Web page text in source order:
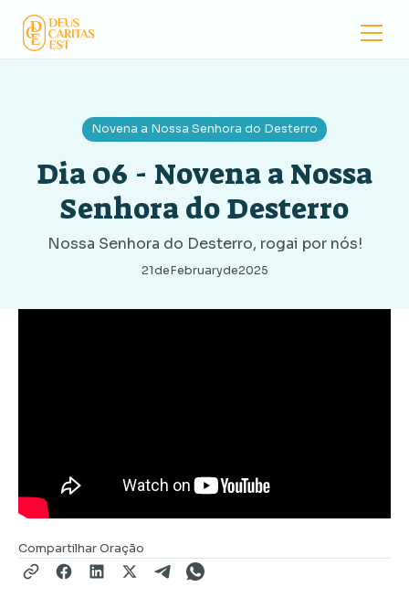
Novena a Nossa Senhora do Desterro
Dia 06 - Novena a Nossa
Senhora do Desterro
Nossa Senhora do Desterro, rogai por nós!
21deFebruaryde2025
Compartilhar Oração